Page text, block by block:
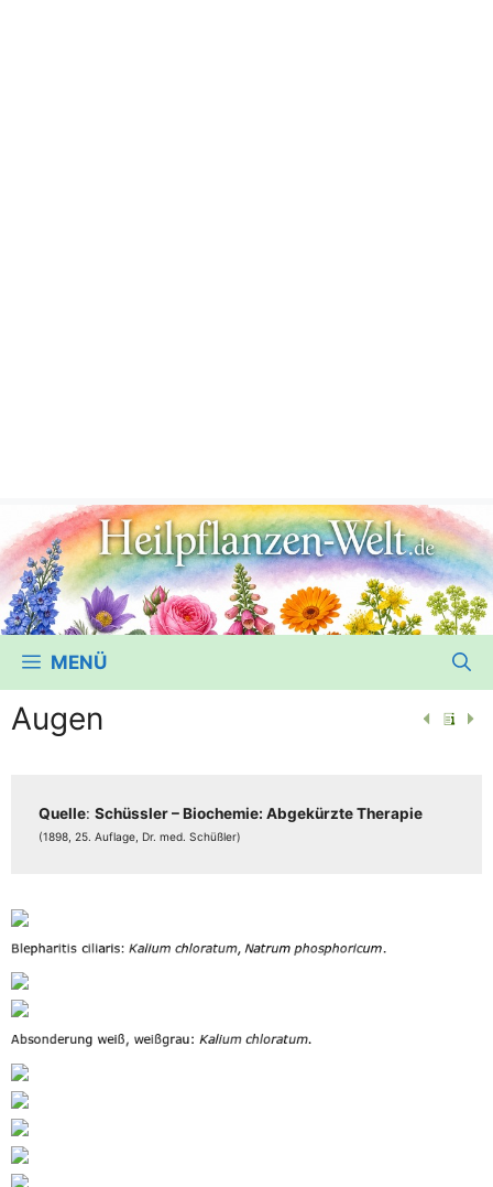
MENÜ
Augen
Quel­le: Schüss­ler – Bio­che­mie: Abge­kürz­te The­ra­pie
(1898, 25. Auf­la­ge, Dr. med. Schüßler)